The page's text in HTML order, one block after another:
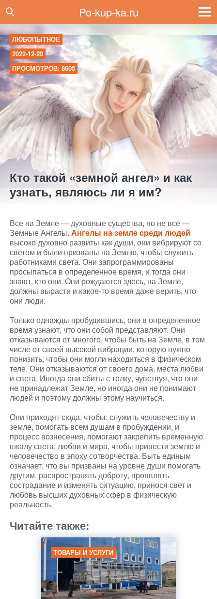
Po-kup-ka.ru
ЛЮБОПЫТНОЕ
2022-12-29
ПРОСМОТРОВ: 8605
Кто такой «земной ангел» и как
узнать, являюсь ли я им?
Все на Земле — духовные существа, но не все —
Земные Ангелы. Ангелы на земле среди людей
высоко духовно развиты как души, они вибрируют со
светом и были призваны на Землю, чтобы служить
работниками света. Они запрограммированы
просыпаться в определенное время, и тогда они
знают, кто они. Они рождаются здесь, на Земле,
должны вырасти и какое-то время даже верить, что
они люди.
Только однажды пробудившись, они в определенное
время узнают, что они собой представляют. Они
отказываются от многого, чтобы быть на Земле, в том
числе от своей высокой вибрации, которую нужно
понизить, чтобы они могли находиться в физическом
теле. Они отказываются от своего дома, места любви
и света. Иногда они сбиты с толку, чувствуя, что они
не принадлежат Земле, но иногда они не понимают
людей и поэтому должны этому научиться.
Они приходят сюда, чтобы: служить человечеству и
земле, помогать всем душам в пробуждении, и
процесс вознесения, помогают закрепить временную
шкалу света, любви и мира, чтобы привести землю и
человечество в эпоху сотворчества. Быть единым
означает, что вы призваны на уровне души помогать
другим, распространять доброту, проявлять
сострадание и изменять ситуацию, принося свет и
любовь высших духовных сфер в физическую
реальность.
Читайте также:
ТОВАРЫ И УСЛУГИ